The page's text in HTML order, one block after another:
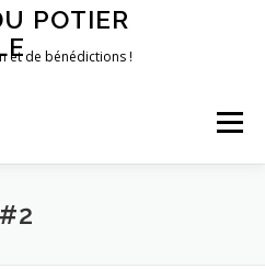
POTIER
et de bénédictions !
Menu